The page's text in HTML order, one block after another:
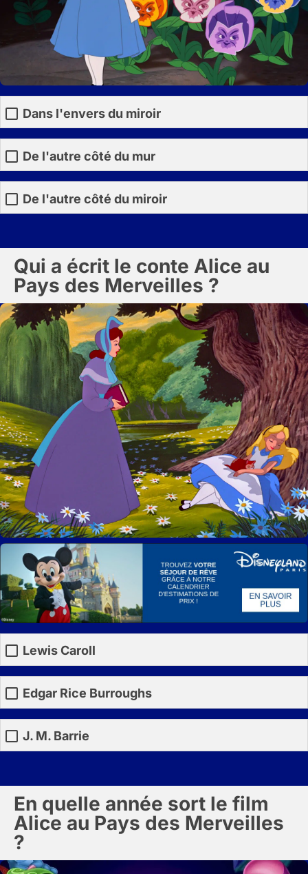
Dans l'envers du miroir
De l'autre côté du mur
De l'autre côté du miroir
Qui a écrit le conte Alice au
Pays des Merveilles ?
Lewis Caroll
Edgar Rice Burroughs
J. M. Barrie
En quelle année sort le film
Alice au Pays des Merveilles
?